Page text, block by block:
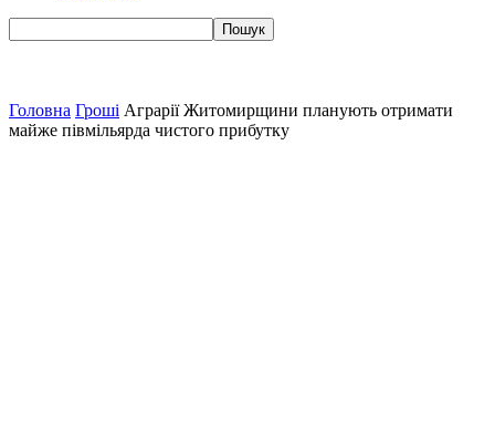
Головна Гроші Аграрії Житомирщини планують отримати
майже півмільярда чистого прибутку